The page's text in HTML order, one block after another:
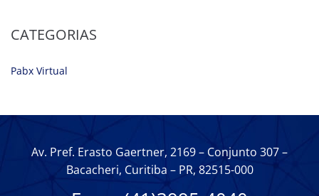
CATEGORIAS
Pabx Virtual
Av. Pref. Erasto Gaertner, 2169 – Conjunto 307 –
Bacacheri, Curitiba – PR, 82515-000